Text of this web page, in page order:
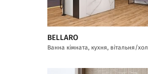
BELLARO
Ванна кімната, кухня, вітальня/хол